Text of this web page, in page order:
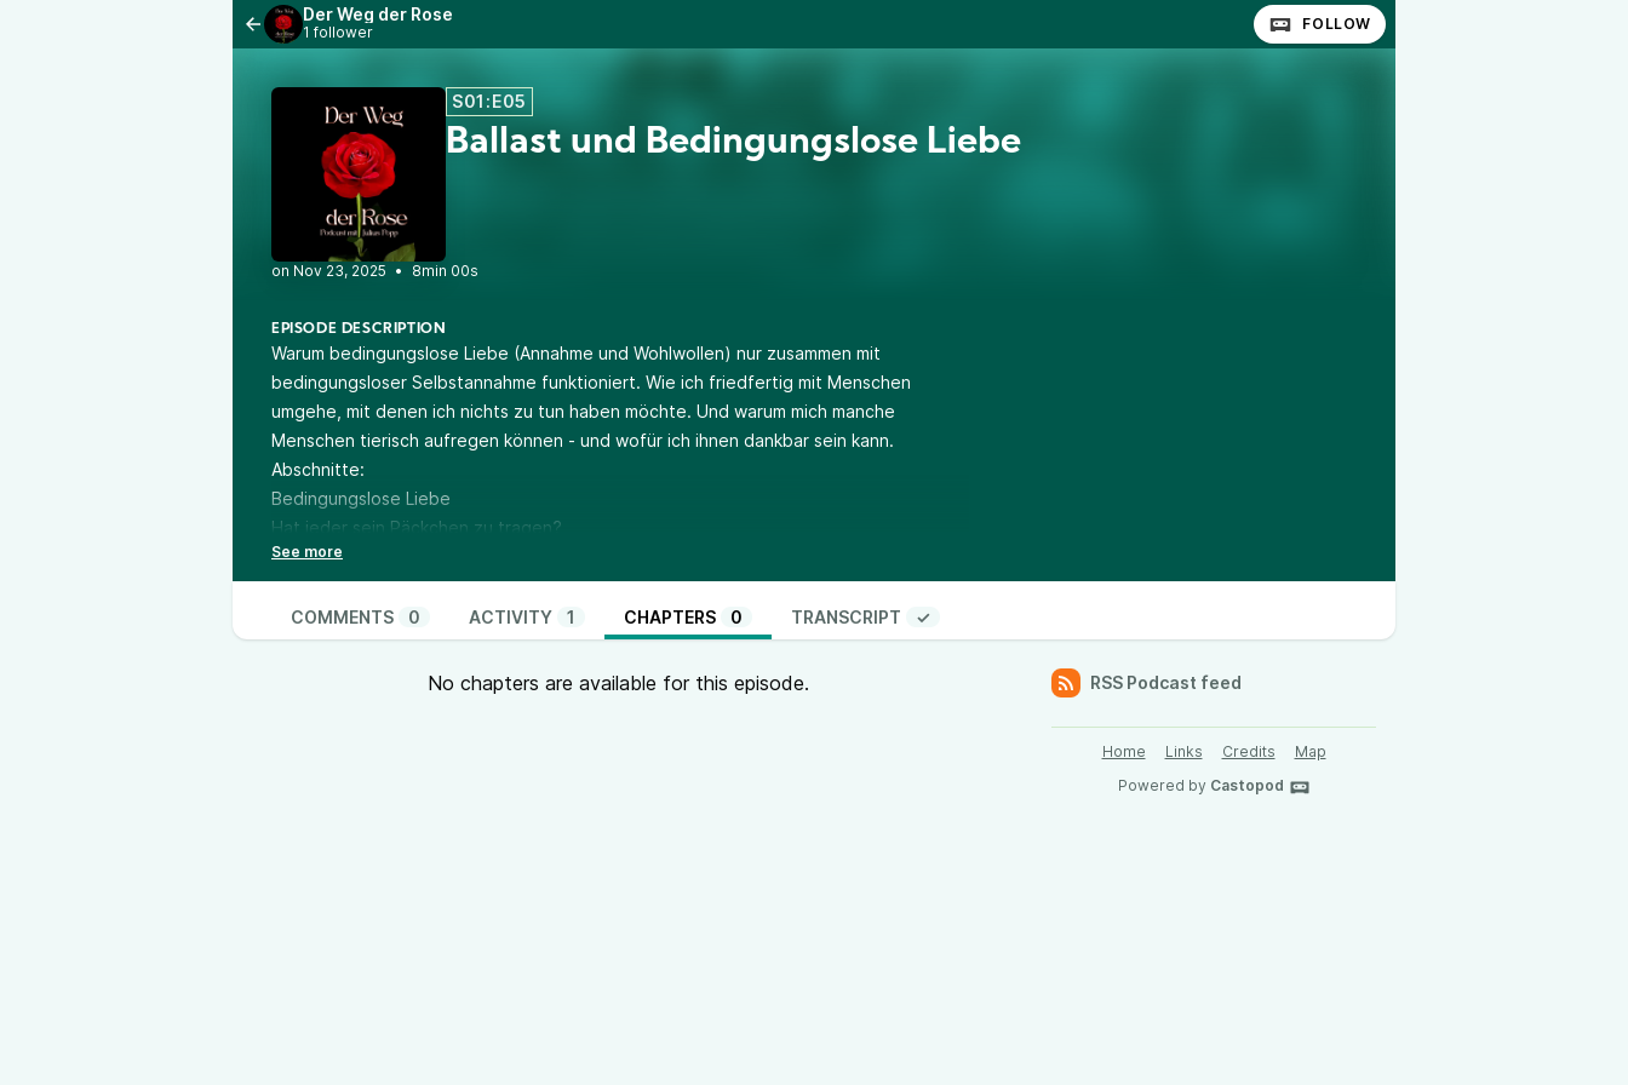
Der Weg der Rose
1 follower FOLLOW
S01:E05
Ballast und Bedingungslose Liebe
• 8min 00s
EPISODE DESCRIPTION
Warum bedingungslose Liebe (Annahme und Wohlwollen) nur zusammen mit
bedingungsloser Selbstannahme funktioniert. Wie ich friedfertig mit Menschen
umgehe, mit denen ich nichts zu tun haben möchte. Und warum mich manche
Menschen tierisch aufregen können - und wofür ich ihnen dankbar sein kann.
Abschnitte:
Bedingungslose Liebe
Hat jeder sein Päckchen zu tragen?
Oder auszupacken, zu ent-wickeln?
Spieglein Spieglein im anderen
Ich könnte mich aufregen … oder etwas über mich selbst lernen
Wenn dir diese Folge gut getan hat, dann
abonniere den Podcast “Der Weg der Rose” mit Julius Popp, z.B. auf
COMMENTS 0 ACTIVITY 1 CHAPTERS 0 TRANSCRIPT ✓
No chapters are available for this episode. RSS Podcast feed
Home Links Credits
Map
Powered by Castopod